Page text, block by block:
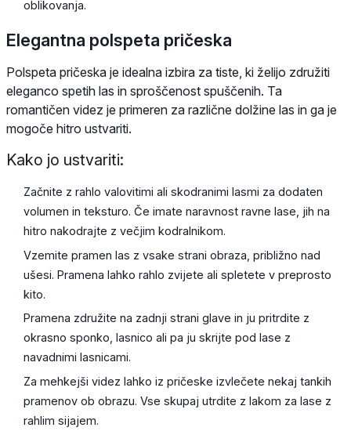
oblikovanja.
Elegantna polspeta pričeska
Polspeta pričeska je idealna izbira za tiste, ki želijo združiti
eleganco spetih las in sproščenost spuščenih. Ta
romantičen videz je primeren za različne dolžine las in ga je
mogoče hitro ustvariti.
Kako jo ustvariti:
Začnite z rahlo valovitimi ali skodranimi lasmi za dodaten
volumen in teksturo. Če imate naravnost ravne lase, jih na
hitro nakodrajte z večjim kodralnikom.
Vzemite pramen las z vsake strani obraza, približno nad
ušesi. Pramena lahko rahlo zvijete ali spletete v preprosto
kito.
Pramena združite na zadnji strani glave in ju pritrdite z
okrasno sponko, lasnico ali pa ju skrijte pod lase z
navadnimi lasnicami.
Za mehkejši videz lahko iz pričeske izvlečete nekaj tankih
pramenov ob obrazu. Vse skupaj utrdite z lakom za lase z
rahlim sijajem.